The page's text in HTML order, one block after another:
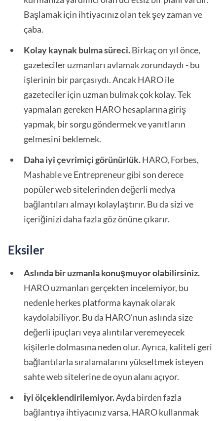
Başlamak için ihtiyacınız olan tek şey zaman ve
çaba.
Kolay kaynak bulma süreci.Birkaç on yıl önce,
gazeteciler uzmanları avlamak zorundaydı - bu
işlerinin bir parçasıydı. Ancak HARO ile
gazeteciler için uzman bulmak çok kolay. Tek
yapmaları gereken HARO hesaplarına giriş
yapmak, bir sorgu göndermek ve yanıtların
gelmesini beklemek.
Daha iyi çevrimiçi görünürlük.HARO, Forbes,
Mashable ve Entrepreneur gibi son derece
popüler web sitelerinden değerli medya
bağlantıları almayı kolaylaştırır. Bu da sizi ve
içeriğinizi daha fazla göz önüne çıkarır.
Eksiler
Aslında bir uzmanla konuşmuyor olabilirsiniz.
HARO uzmanları gerçekten incelemiyor, bu
nedenle herkes platforma kaynak olarak
kaydolabiliyor. Bu da HARO'nun aslında size
değerli ipuçları veya alıntılar veremeyecek
kişilerle dolmasına neden olur. Ayrıca, kaliteli geri
bağlantılarla sıralamalarını yükseltmek isteyen
sahte web sitelerine de oyun alanı açıyor.
İyi ölçeklendirilemiyor.Ayda birden fazla
bağlantıya ihtiyacınız varsa, HARO kullanmak